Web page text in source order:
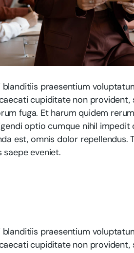
praesentium
cupiditate non provident,
fuga. Et harum quidem
optio cumque nihil impedit
est, omnis dolor repellendus.
eveniet.
praesentium
cupiditate non provident,